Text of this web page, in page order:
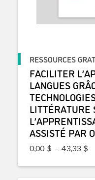
RESSOURCES
FACILITER
LANGUES
LITTÉRATURE
ASSISTÉ PAR
0,00 $ – 43,33 $